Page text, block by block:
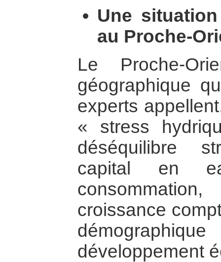
Une
au Proche-
Le Proche-
géographique
experts
« stress
déséquilibre
capital en
croissance
développement